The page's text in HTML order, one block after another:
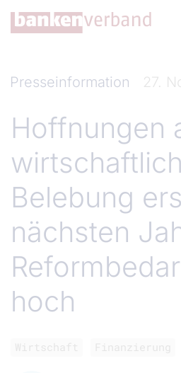
Direkt zum Inhalt
Presseinformation 27.
Hoffnungen
Belebung
nächsten
hoch